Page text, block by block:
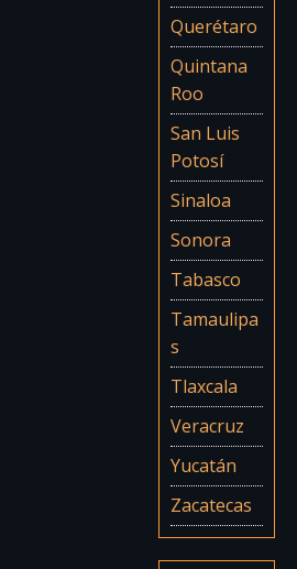
Querétaro
Quintana
Roo
San Luis
Potosí
Sinaloa
Sonora
Tabasco
Tamaulipa
s
Tlaxcala
Veracruz
Yucatán
Zacatecas